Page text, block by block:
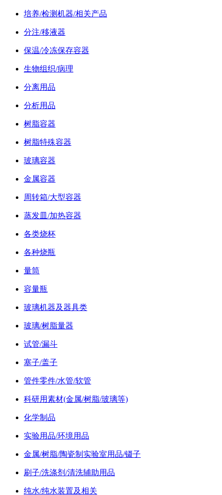
培养/检测机器/相关产品
分注/移液器
保温/冷冻保存容器
生物组织/病理
分离用品
分析用品
树脂容器
树脂特殊容器
玻璃容器
金属容器
周转箱/大型容器
蒸发皿/加热容器
各类烧杯
各种烧瓶
量筒
容量瓶
玻璃机器及器具类
玻璃/树脂量器
试管/漏斗
塞子/盖子
管件零件/水管/软管
科研用素材(金属/树脂/玻璃等)
化学制品
实验用品/环境用品
金属/树脂/陶瓷制实验室用品/镊子
刷子/洗涤剂/清洗辅助用品
纯水/纯水装置及相关